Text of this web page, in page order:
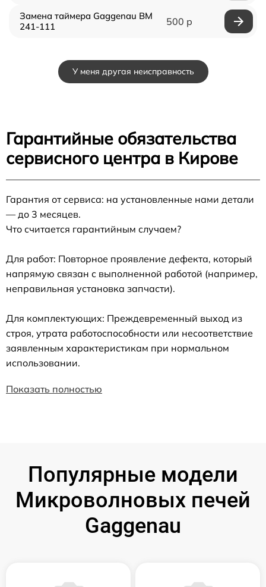
Замена таймера Gaggenau BM
241-111
500 р
У меня другая неисправность
Гарантийные обязательства
сервисного центра в Кирове
Гарантия от сервиса: на установленные нами детали
— до 3 месяцев.
Что считается гарантийным случаем?
Для работ: Повторное проявление дефекта, который
напрямую связан с выполненной работой (например,
неправильная установка запчасти).
Для комплектующих: Преждевременный выход из
строя, утрата работоспособности или несоответствие
заявленным характеристикам при нормальном
использовании.
Показать полностью
Популярные модели
Микроволновых печей
Gaggenau